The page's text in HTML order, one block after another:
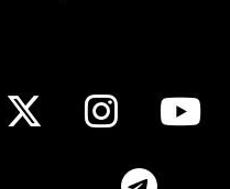
facebook